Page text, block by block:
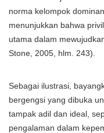
norma kelompok
menunjukkan bahwa
utama dalam
Stone, 2005, hlm. 243).
Sebagai ilustrasi,
bergengsi yang dibuka
tampak adil dan ideal,
pengalaman dalam